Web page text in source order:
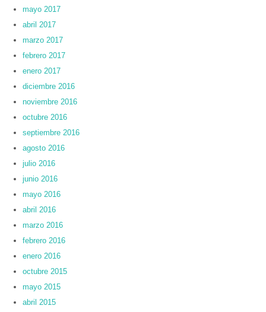
mayo 2017
abril 2017
marzo 2017
febrero 2017
enero 2017
diciembre 2016
noviembre 2016
octubre 2016
septiembre 2016
agosto 2016
julio 2016
junio 2016
mayo 2016
abril 2016
marzo 2016
febrero 2016
enero 2016
octubre 2015
mayo 2015
abril 2015